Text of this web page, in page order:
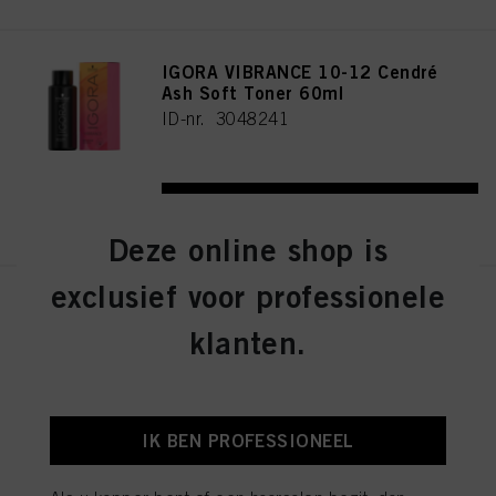
IGORA VIBRANCE 10-12 Cendré
Ash Soft Toner 60ml
ID-nr. 3048241
IGORA VIBRANCE 4-13 Medium
Brown Cendré Matte 60ml
ID-nr. 3048290
REGISTEREN EN KOPEN
Deze online shop is
exclusief voor professionele
klanten.
IK BEN PROFESSIONEEL